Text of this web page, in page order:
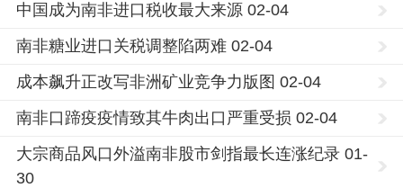
中国成为南非进口税收最大来源 02-04
南非糖业进口关税调整陷两难 02-04
成本飙升正改写非洲矿业竞争力版图 02-04
南非口蹄疫疫情致其牛肉出口严重受损 02-04
大宗商品风口外溢南非股市剑指最长连涨纪录 01-
30